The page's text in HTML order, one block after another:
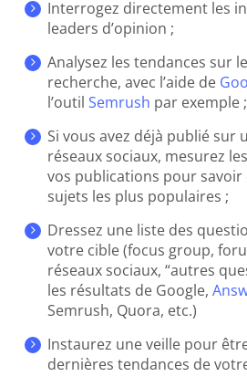
Interrogez directement les
leaders d’opinion ;
Analysez les tendances sur
recherche, avec l’aide de
l’outil Semrush par exemple ;
Si vous avez déjà publié sur
réseaux sociaux, mesurez
vos publications pour savoir
sujets les plus populaires ;
Dressez une liste des
votre cible (focus group,
réseaux sociaux, “autres
les résultats de Google,
Semrush, Quora, etc.)
Instaurez une veille pour
dernières tendances de